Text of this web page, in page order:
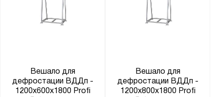
Вешало для
дефростации ВДДп -
1200x600x1800 Profi
Вешало для
дефростации ВДДп -
1200x800x1800 Profi